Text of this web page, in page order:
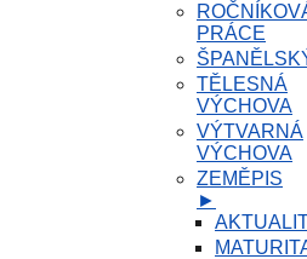
PRÁCE
TĚLESNÁ
VÝCHOVA
VÝTVARNÁ
VÝCHOVA
ZEMĚPIS
►